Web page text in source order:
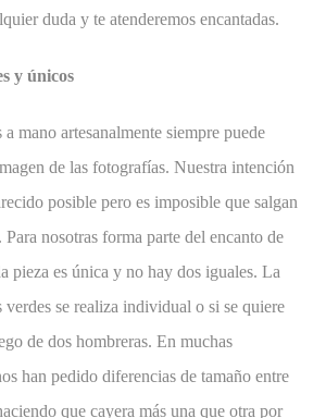
duda y te atenderemos encantadas.
y únicos
mano artesanalmente siempre puede
de las fotografías. Nuestra intención
posible pero es imposible que salgan
Para nosotras forma parte del encanto de
pieza es única y no hay dos iguales. La
verdes se realiza individual o si se quiere
de dos hombreras. En muchas
han pedido diferencias de tamaño entre
que cayera más una que otra por